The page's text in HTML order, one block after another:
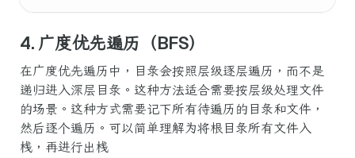
4. 广度优先遍历（BFS）
在广度优先遍历中，目录会按照层级逐层遍历，而不是
递归进入深层目录。这种方法适合需要按层级处理文件
的场景。这种方式需要记下所有待遍历的目录和文件，
然后逐个遍历。可以简单理解为将根目录所有文件入
栈，再进行出栈